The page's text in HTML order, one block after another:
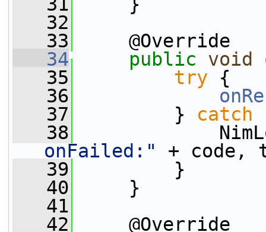
   32
   33
@Override
   34
public void
   35
try {
   36
   37
} catch
   38
onFailed:"
+ code,
   39
}
   40
}
   41
   42
@Override